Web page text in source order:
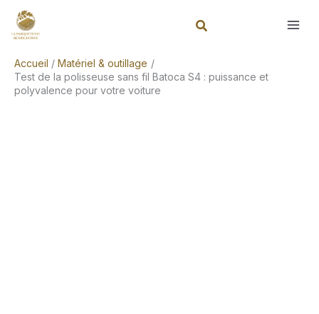
Accueil
Matériel & outillage
Test de la polisseuse sans fil Batoca S4 : puissance et
polyvalence pour votre voiture
Rechercher